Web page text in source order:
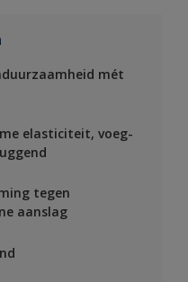
mét
elasticiteit, voeg-
tegen
aanslag